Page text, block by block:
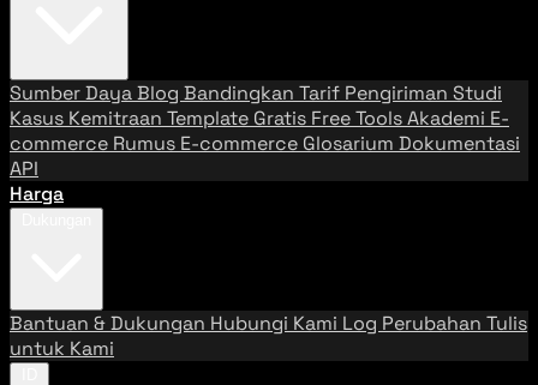
Sumber DayaBlog Bandingkan Tarif Pengiriman Studi
Kasus Kemitraan Template Gratis Free ToolsAkademi E-
commerce Rumus E-commerce Glosarium Dokumentasi
API
Harga
Bantuan & Dukungan Hubungi Kami Log Perubahan Tulis
untuk Kami